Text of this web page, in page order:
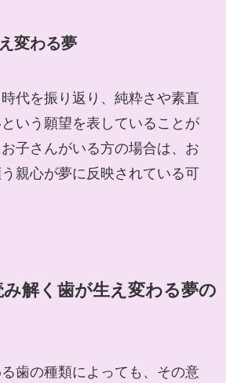
変わる夢
代を振り返り、純粋さや素直
いう願望を表していることが
子さんがいる方の場合は、お
親心が夢に反映されている可
解く歯が生え変わる夢の
歯の種類によっても、その意